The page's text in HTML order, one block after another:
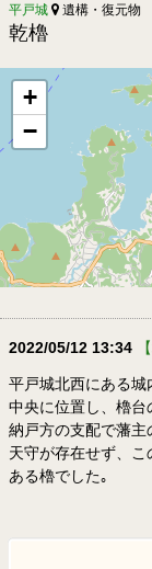
平戸城 遺構・復元物
乾櫓
+
−
2022/05/12 13:34
平戸城北西にある
中央に位置し、櫓
納戸方の支配で藩主
天守が存在せず、
ある櫓でした｡